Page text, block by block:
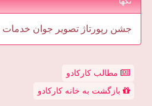
جشن رپورتاژ تصویر جوان خدمات
مطالب کارکادو
بازگشت به خانه کارکادو